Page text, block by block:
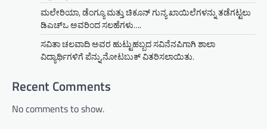
ಮಲೇರಿಯಾ, ಡೆಂಗ್ಯೂ ಮತ್ತು ಚಿಕೂನ್ ಗುನ್ಯ ಖಾಯಿಲೆಗಳನ್ನು ತಡೆಗಟ್ಟಲು
ಡಿಎಚ್‌ಒ ಅವರಿಂದ ಸಲಹೆಗಳು….
ಸವಿತಾ ಚಲವಾದಿ ಅವರ ಹುಟ್ಟುಹಬ್ಬದ ಸವಿನೆನಪಿಗಾಗಿ ಶಾಲಾ
ವಿದ್ಯಾರ್ಥಿಗಳಿಗೆ ಪೆನ್ನು,ನೋಟಬುಕ್ ವಿತರಿಸಲಾಯಿತು.
Recent Comments
No comments to show.